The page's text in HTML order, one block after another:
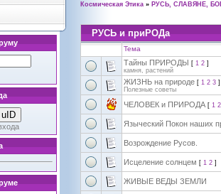
uID
Космическая Этика » РУСЬ, СЛАВЯНЕ,
РУСЬ и приРОДа
Тема
Тайны ПРИРОДЫ [ 1 2 ]
камня, растений
ЖИЗНЬ на природе [ 1 2 3 ]
Полезные советы
ЧЕЛОВЕК и ПРИРОДА [ 1 2
Языческий Покон наших
Возрождение Русов.
Исцеление солнцем [ 1 2 ]
ЖИВЫЕ ВЕДЫ ЗЕМЛИ